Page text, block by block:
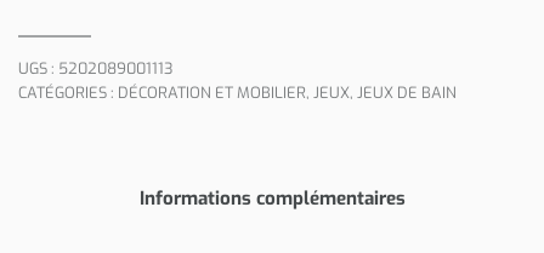
UGS : 5202089001113
CATÉGORIES : DÉCORATION ET MOBILIER, JEUX, JEUX DE BAIN
Informations complémentaires